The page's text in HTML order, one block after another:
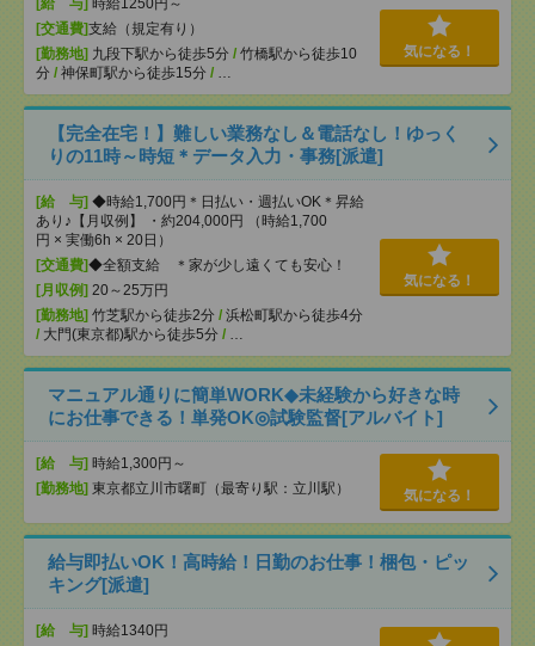
[給 与]
時給1250円～
[交通費]支給（規定有り）
[勤務地] 九段下駅から徒歩5分 / 竹橋駅から徒歩10
分 / 神保町駅から徒歩15分 / …
気になる！
【完全在宅！】難しい業務なし＆電話なし！ゆっく
りの11時～時短＊データ入力・事務[派遣]
[給 与] ◆時給1,700円＊日払い・週払いOK＊昇給
あり♪【月収例】 ・約204,000円 （時給1,700
円 × 実働6h × 20日）
[交通費]◆全額支給 ＊家が少し遠くても安心！
[月収例] 20～25万円
[勤務地] 竹芝駅から徒歩2分 / 浜松町駅から徒歩4分
/ 大門(東京都)駅から徒歩5分 / …
気になる！
マニュアル通りに簡単WORK◆未経験から好きな時
にお仕事できる！単発OK◎試験監督[アルバイト]
[給 与] 時給1,300円～
[勤務地] 東京都立川市曙町（最寄り駅：立川駅） 気になる！
給与即払いOK！高時給！日勤のお仕事！梱包・ピッ
キング[派遣]
[給 与] 時給1340円